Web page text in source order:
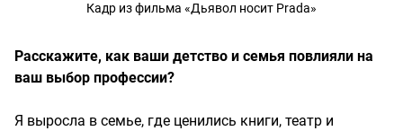
Кадр из фильма «Дьявол носит Prada»
Расскажите, как ваши детство и семья повлияли на
ваш выбор профессии?
Я выросла в семье, где ценились книги, театр и